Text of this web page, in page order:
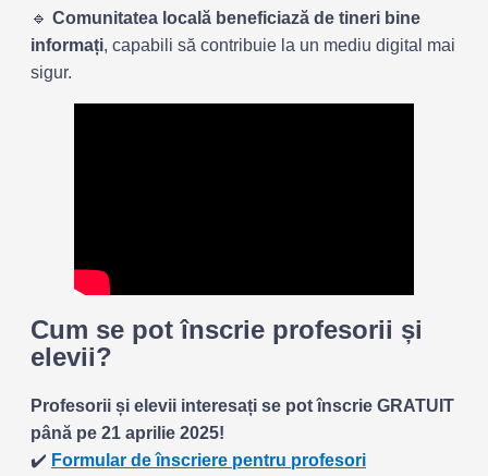
🔹 Comunitatea locală beneficiază de tineri bine
informați, capabili să contribuie la un mediu digital mai
sigur.
Cum se pot înscrie profesorii și
elevii?
Profesorii și elevii interesați se pot înscrie GRATUIT
până pe 21 aprilie 2025!
✔️ Formular de înscriere pentru profesori